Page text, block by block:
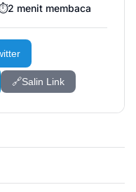
2 menit membaca
🔗Salin Link